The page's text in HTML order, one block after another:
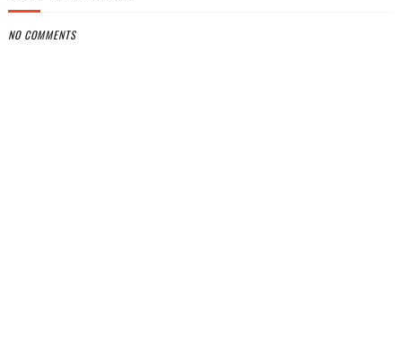
NO COMMENTS